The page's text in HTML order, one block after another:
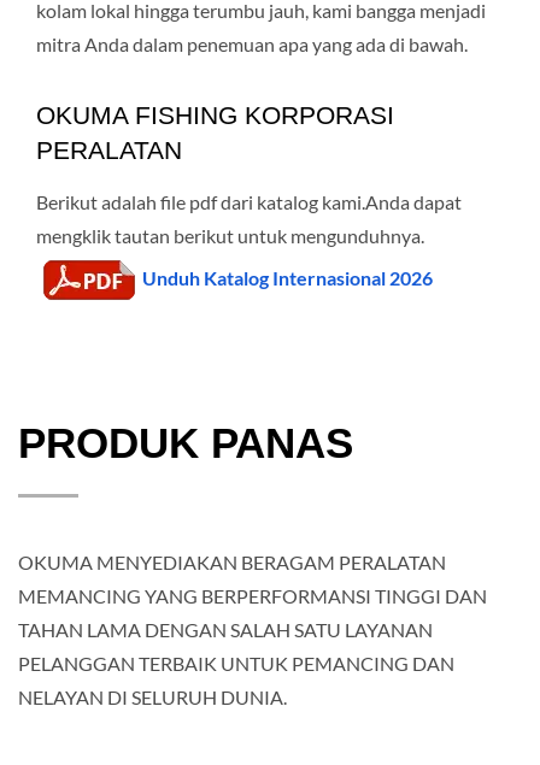
kolam lokal hingga terumbu jauh, kami bangga menjadi
mitra Anda dalam penemuan apa yang ada di bawah.
OKUMA FISHING KORPORASI
PERALATAN
Berikut adalah file pdf dari katalog kami.Anda dapat
mengklik tautan berikut untuk mengunduhnya.
Unduh Katalog Internasional 2026
PRODUK PANAS
OKUMA MENYEDIAKAN BERAGAM PERALATAN
MEMANCING YANG BERPERFORMANSI TINGGI DAN
TAHAN LAMA DENGAN SALAH SATU LAYANAN
PELANGGAN TERBAIK UNTUK PEMANCING DAN
NELAYAN DI SELURUH DUNIA.